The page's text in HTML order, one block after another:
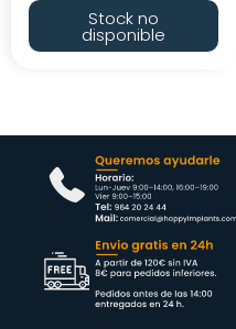
Stock no
disponible